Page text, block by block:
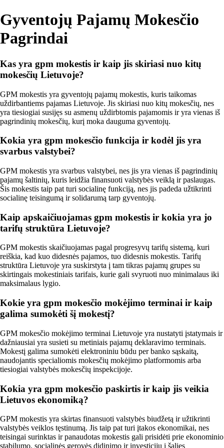
Gyventojų Pajamų Mokesčio
Pagrindai
Kas yra gpm mokestis ir kaip jis skiriasi nuo kitų
mokesčių Lietuvoje?
GPM mokestis yra gyventojų pajamų mokestis, kuris taikomas
uždirbantiems pajamas Lietuvoje. Jis skiriasi nuo kitų mokesčių, nes
yra tiesiogiai susijęs su asmenų uždirbtomis pajamomis ir yra vienas iš
pagrindinių mokesčių, kurį moka dauguma gyventojų.
Kokia yra gpm mokesčio funkcija ir kodėl jis yra
svarbus valstybei?
GPM mokestis yra svarbus valstybei, nes jis yra vienas iš pagrindinių
pajamų šaltinių, kuris leidžia finansuoti valstybės veiklą ir paslaugas.
Šis mokestis taip pat turi socialinę funkciją, nes jis padeda užtikrinti
socialinę teisingumą ir solidarumą tarp gyventojų.
Kaip apskaičiuojamas gpm mokestis ir kokia yra jo
tarifų struktūra Lietuvoje?
GPM mokestis skaičiuojamas pagal progresyvų tarifų sistemą, kuri
reiškia, kad kuo didesnės pajamos, tuo didesnis mokestis. Tarifų
struktūra Lietuvoje yra suskirstyta į tam tikras pajamų grupes su
skirtingais mokestiniais tarifais, kurie gali svyruoti nuo minimalaus iki
maksimalaus lygio.
Kokie yra gpm mokesčio mokėjimo terminai ir kaip
galima sumokėti šį mokestį?
GPM mokesčio mokėjimo terminai Lietuvoje yra nustatyti įstatymais ir
dažniausiai yra susieti su metiniais pajamų deklaravimo terminais.
Mokestį galima sumokėti elektroniniu būdu per banko sąskaitą,
naudojantis specialiomis mokesčių mokėjimo platformomis arba
tiesiogiai valstybės mokesčių inspekcijoje.
Kokia yra gpm mokesčio paskirtis ir kaip jis veikia
Lietuvos ekonomiką?
GPM mokestis yra skirtas finansuoti valstybės biudžetą ir užtikrinti
valstybės veiklos tęstinumą. Jis taip pat turi įtakos ekonomikai, nes
teisingai surinktas ir panaudotas mokestis gali prisidėti prie ekonominio
stabilumo, socialinės gerovės didinimo ir investicijų į šalies